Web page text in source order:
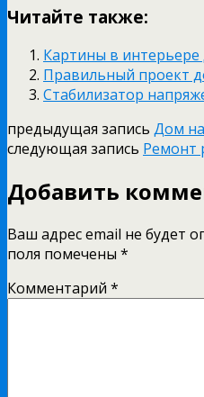
Читайте также:
Картины в
Правильный проект
Стабилизатор
предыдущая запись Дом
следующая запись Ремонт
Добавить
Ваш адрес email не будет
поля помечены *
Комментарий *